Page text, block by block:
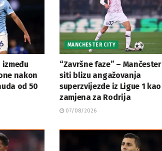
nakon
od 50
MANCHESTER CITY
“Završne faze” – Mančester
siti blizu angažovanja
superzvijezde iz Ligue 1 kao
zamjena za Rodrija
07/08/2026